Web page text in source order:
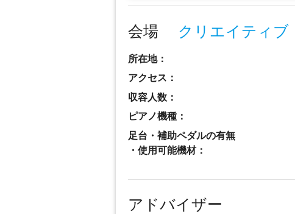
会場 クリエイティブ
所在地：
アクセス：
収容人数：
ピアノ機種：
足台・補助ペダルの有無
・使用可能機材：
アドバイザー